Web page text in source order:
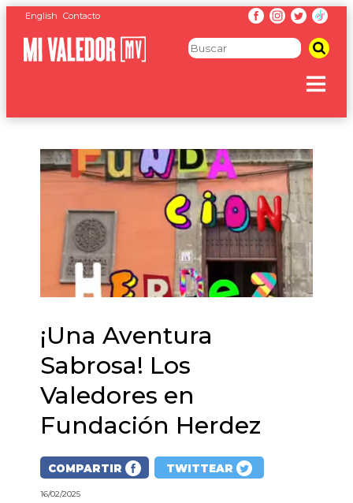
English Contacto
¡Una Aventura
Sabrosa! Los
Valedores en
Fundación Herdez
COMPARTIR TWITTEAR
16/02/2025